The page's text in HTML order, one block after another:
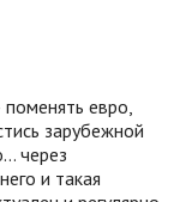
евро,
зарубежной
через
и такая